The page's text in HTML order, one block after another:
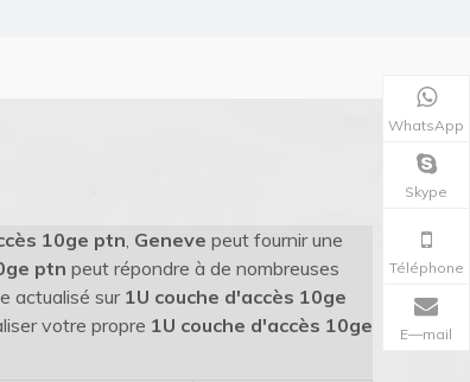
10ge ptn, Geneve peut fournir une
ptn peut répondre à de nombreuses
actualisé sur 1U couche d'accès 10ge
votre propre 1U couche d'accès 10ge
WhatsApp
Skype
Téléphone
E—mail